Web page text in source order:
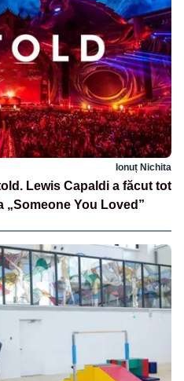
Ionuț Nichita
Lewis Capaldi a făcut tot
You Loved”